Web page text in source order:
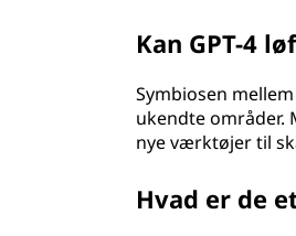
Kan GPT-4
Symbiosen
ukendte områder.
nye værktøjer til
Hvad er de